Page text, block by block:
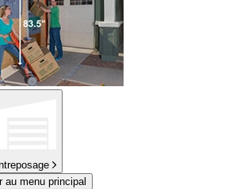
au menu principal